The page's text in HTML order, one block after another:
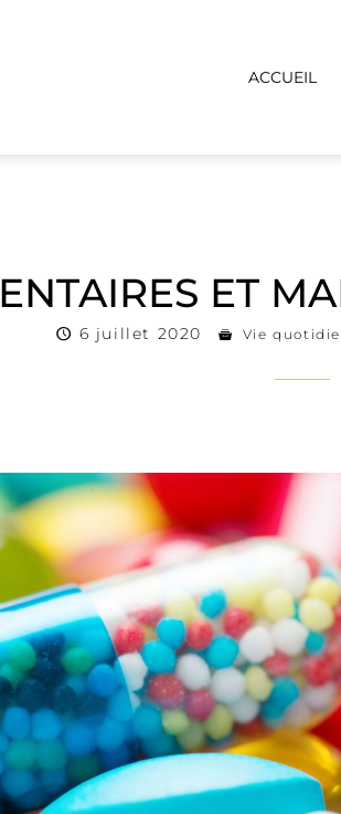
ACCUEIL
ET
6 juillet 2020 Vie